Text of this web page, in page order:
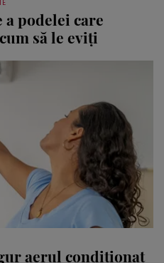
podelei care
să le eviți
aerul condiționat